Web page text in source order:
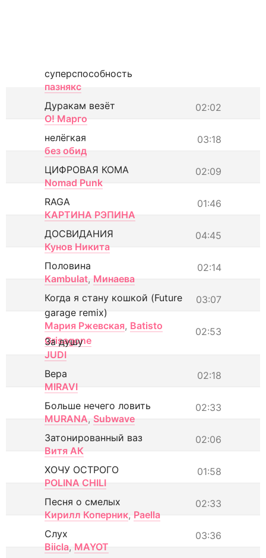
суперспособность
пазнякс
02:02
Дуракам везёт
О! Марго
03:18
нелёгкая
без обид
02:09
ЦИФРОВАЯ КОМА
Nomad Punk
01:46
RAGA
КАРТИНА РЭПИНА
04:45
ДОСВИДАНИЯ
Кунов Никита
02:14
Половина
Kambulat, Минаева
03:07
Когда я стану кошкой (Future
garage remix)
Мария Ржевская, Batisto
Grisagone
02:53
За душу
JUDI
02:18
Вера
MIRAVI
02:33
Больше нечего ловить
MURANA, Subwave
02:06
Затонированный ваз
Витя АК
01:58
ХОЧУ ОСТРОГО
POLINA CHILI
02:33
Песня о смелых
Кирилл Коперник, Paella
03:36
Слух
Biicla, MAYOT